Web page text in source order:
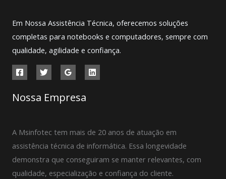
Em Nossa Assistência Técnica, oferecemos soluções
completas para notebooks e computadores, sempre com
qualidade, agilidade e confiança.
Nossa Empresa
A Msinfotec tem mais de 20 anos de atuação em
assistência técnica de informática. Essa longevidade
demonstra que conseguiram se manter relevantes, com
qualidade, especialização e confiança do cliente.